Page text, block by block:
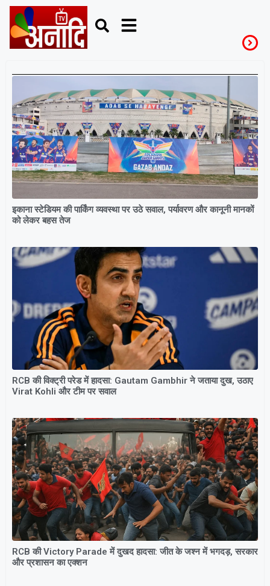
इकाना स्टेडियम की पार्किंग व्यवस्था पर उठे सवाल, पर्यावरण और कानूनी मानकों
को लेकर बहस तेज
RCB की विक्ट्री परेड में हादसा: Gautam Gambhir ने जताया दुख, उठाए
Virat Kohli और टीम पर सवाल
RCB की Victory Parade में दुखद हादसा: जीत के जश्न में भगदड़, सरकार
और प्रशासन का एक्शन